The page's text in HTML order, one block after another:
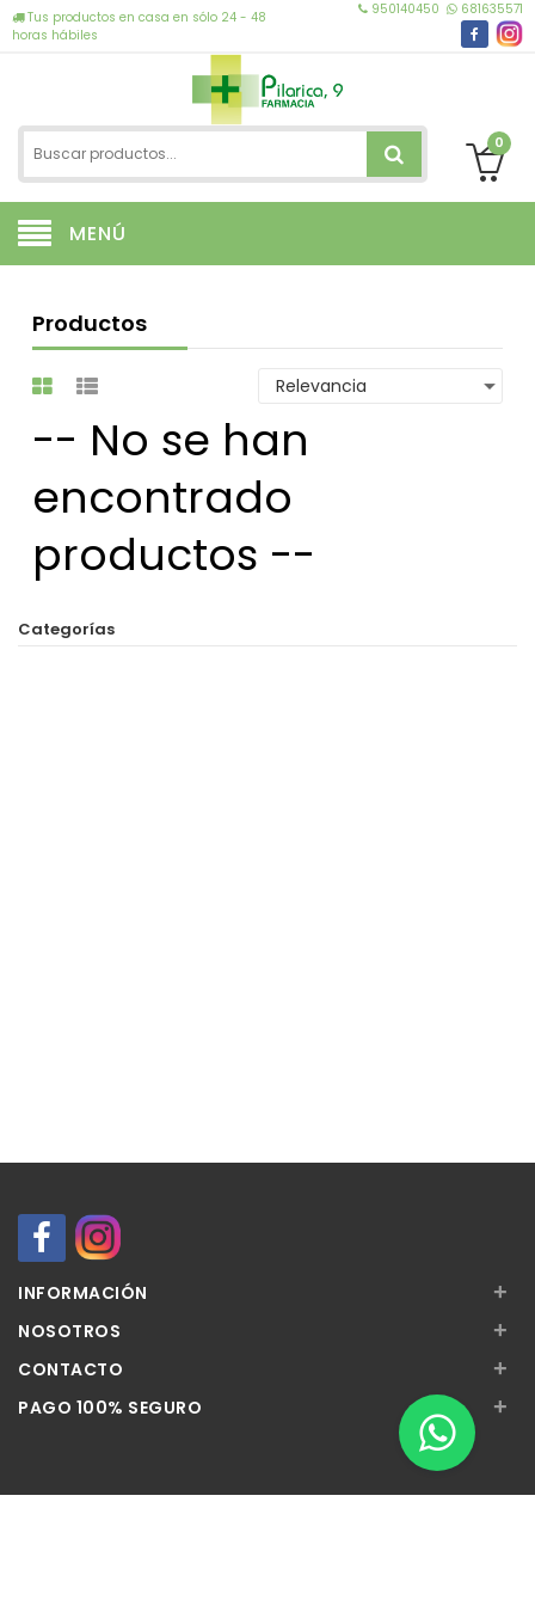
Tus productos en casa en sólo 24 - 48
horas hábiles
950140450 681635571
0
MENÚ
Productos
-- No se han
encontrado
productos --
Categorías
INFORMACIÓN +
NOSOTROS +
CONTACTO +
PAGO 100% SEGURO +